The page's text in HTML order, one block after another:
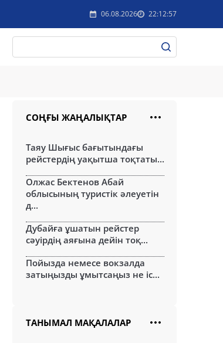
06.08.2026 22:12:57
СОҢҒЫ ЖАҢАЛЫҚТАР
Таяу Шығыс бағытындағы
рейстердің уақытша тоқтаты...
Олжас Бектенов Абай
облысының туристік әлеуетін
д...
Дубайға ұшатын рейстер
сәуірдің аяғына дейін тоқ...
Пойызда немесе вокзалда
затыңызды ұмытсаңыз не іс...
ТАНЫМАЛ МАҚАЛАЛАР